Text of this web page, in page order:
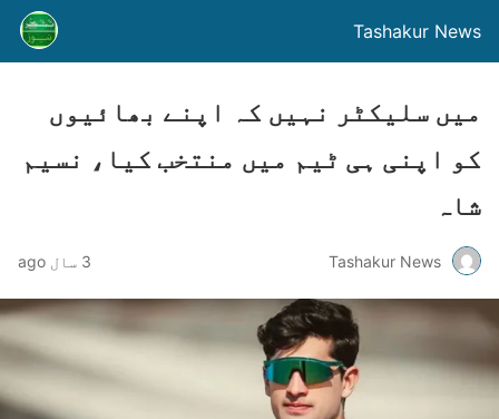
Tashakur News
میں سلیکٹر نہیں کہ اپنے بھائیوں
کو اپنی ہی ٹیم میں منتخب کیا، نسیم
شاہ
Tashakur News 3 سال ago